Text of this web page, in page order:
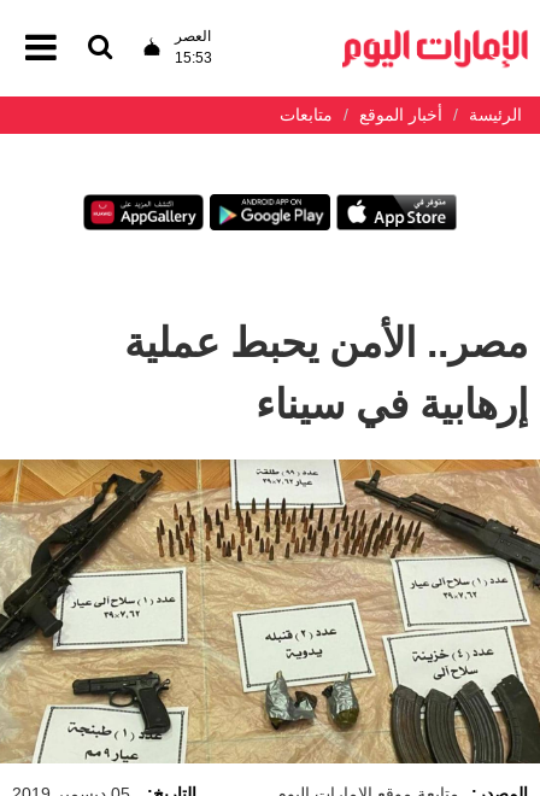
العصر
15:53
الرئيسة أخبار الموقع متابعات
مصر.. الأمن يحبط عملية
إرهابية في سيناء